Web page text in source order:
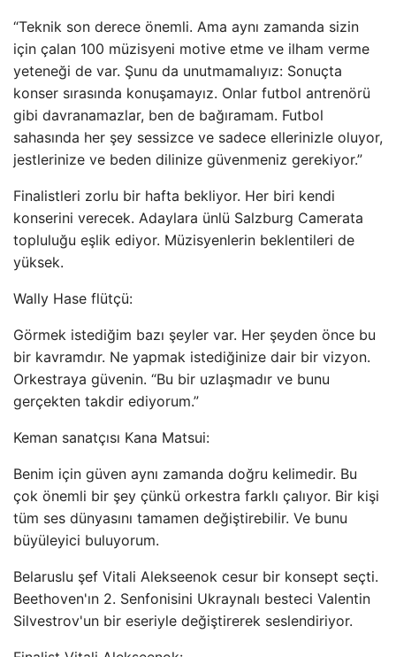
“Teknik son derece önemli. Ama aynı zamanda sizin
için çalan 100 müzisyeni motive etme ve ilham verme
yeteneği de var. Şunu da unutmamalıyız: Sonuçta
konser sırasında konuşamayız. Onlar futbol antrenörü
gibi davranamazlar, ben de bağıramam. Futbol
sahasında her şey sessizce ve sadece ellerinizle oluyor,
jestlerinize ve beden dilinize güvenmeniz gerekiyor.”
Finalistleri zorlu bir hafta bekliyor. Her biri kendi
konserini verecek. Adaylara ünlü Salzburg Camerata
topluluğu eşlik ediyor. Müzisyenlerin beklentileri de
yüksek.
Wally Hase flütçü:
Görmek istediğim bazı şeyler var. Her şeyden önce bu
bir kavramdır. Ne yapmak istediğinize dair bir vizyon.
Orkestraya güvenin. “Bu bir uzlaşmadır ve bunu
gerçekten takdir ediyorum.”
Keman sanatçısı Kana Matsui:
Benim için güven aynı zamanda doğru kelimedir. Bu
çok önemli bir şey çünkü orkestra farklı çalıyor. Bir kişi
tüm ses dünyasını tamamen değiştirebilir. Ve bunu
büyüleyici buluyorum.
Belaruslu şef Vitali Alekseenok cesur bir konsept seçti.
Beethoven'ın 2. Senfonisini Ukraynalı besteci Valentin
Silvestrov'un bir eseriyle değiştirerek seslendiriyor.